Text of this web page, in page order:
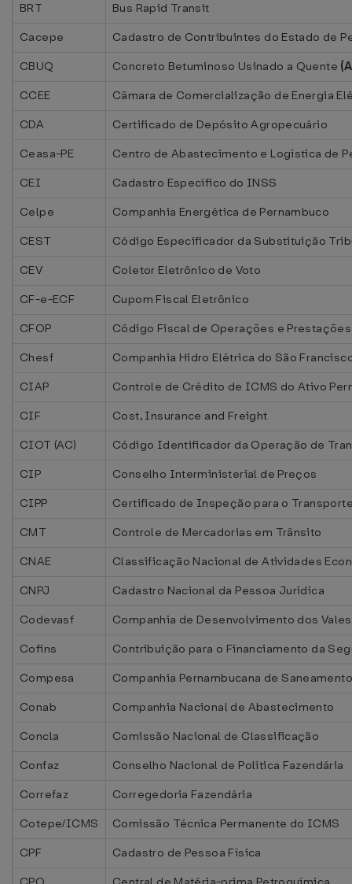
BRT
Bus Rapid Transit
Cacepe
Cadastro de Contribuintes do Estado de
CBUQ
Concreto Betuminoso Usinado a Quente
CCEE
Câmara de Comercialização de Energia
CDA
Certificado de Depósito Agropecuário
Ceasa-PE
Centro de Abastecimento e Logística de
CEI
Cadastro Específico do INSS
Celpe
Companhia Energética de Pernambuco
CEST
Código Especificador da Substituição
CEV
Coletor Eletrônico de Voto
CF-e-ECF
Cupom Fiscal Eletrônico
CFOP
Código Fiscal de Operações e Prestações
Chesf
Companhia Hidro Elétrica do São
CIAP
Controle de Crédito de ICMS do Ativo
CIF
Cost, Insurance and Freight
CIOT (AC)
Código Identificador da Operação de
CIP
Conselho Interministerial de Preços
CIPP
Certificado de Inspeção para o
CMT
Controle de Mercadorias em Trânsito
CNAE
Classificação Nacional de Atividades
CNPJ
Cadastro Nacional da Pessoa Jurídica
Codevasf
Companhia de Desenvolvimento dos
Cofins
Contribuição para o Financiamento da
Compesa
Companhia Pernambucana de
Conab
Companhia Nacional de Abastecimento
Concla
Comissão Nacional de Classificação
Confaz
Conselho Nacional de Política Fazendária
Correfaz
Corregedoria Fazendária
Cotepe/ICMS
Comissão Técnica Permanente do ICMS
CPF
Cadastro de Pessoa Física